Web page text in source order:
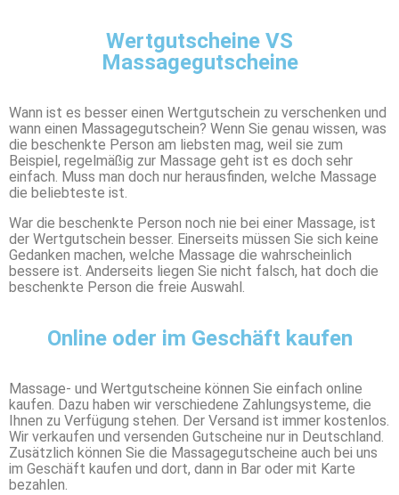
Wertgutscheine VS
Massagegutscheine
Wann ist es besser einen Wertgutschein zu verschenken und
wann einen Massagegutschein? Wenn Sie genau wissen, was
die beschenkte Person am liebsten mag, weil sie zum
Beispiel, regelmäßig zur Massage geht ist es doch sehr
einfach. Muss man doch nur herausfinden, welche Massage
die beliebteste ist.
War die beschenkte Person noch nie bei einer Massage, ist
der Wertgutschein besser. Einerseits müssen Sie sich keine
Gedanken machen, welche Massage die wahrscheinlich
bessere ist. Anderseits liegen Sie nicht falsch, hat doch die
beschenkte Person die freie Auswahl.
Online oder im Geschäft kaufen
Massage- und Wertgutscheine können Sie einfach online
kaufen. Dazu haben wir verschiedene Zahlungsysteme, die
Ihnen zu Verfügung stehen. Der Versand ist immer kostenlos.
Wir verkaufen und versenden Gutscheine nur in Deutschland.
Zusätzlich können Sie die Massagegutscheine auch bei uns
im Geschäft kaufen und dort, dann in Bar oder mit Karte
bezahlen.